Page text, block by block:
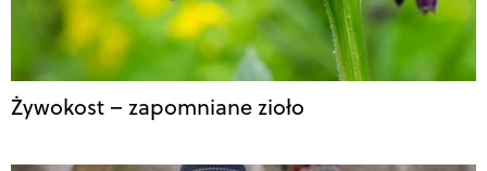
Żywokost – zapomniane zioło